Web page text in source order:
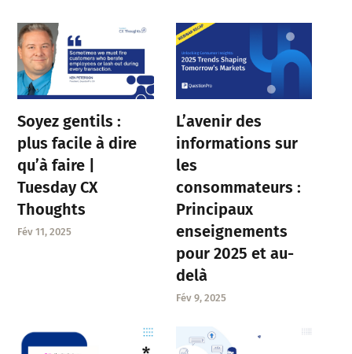
Soyez gentils :
plus facile à dire
qu’à faire |
Tuesday CX
Thoughts
Fév 11, 2025
L’avenir des
informations sur
les
consommateurs :
Principaux
enseignements
pour 2025 et au-
delà
Fév 9, 2025